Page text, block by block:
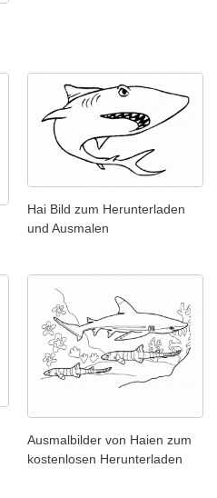
Hai Bild zum Herunterladen
und Ausmalen
Ausmalbilder von Haien zum
kostenlosen Herunterladen